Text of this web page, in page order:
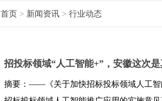
首页 > 新闻资讯 > 行业动态
招投标领域“人工智能+”，安徽这次是
摘要：——《关于加快招标投标领域人工智